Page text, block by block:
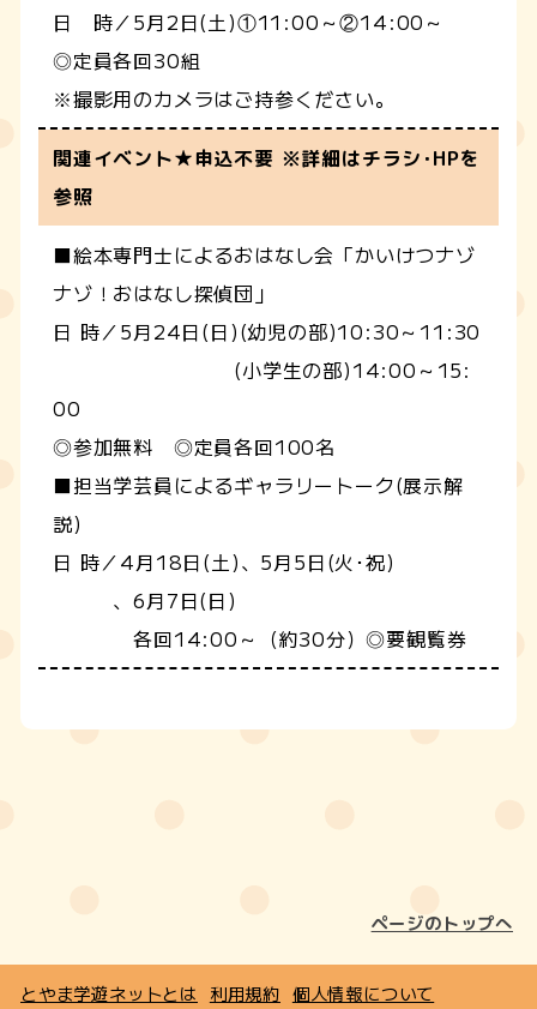
日 時／5月2日(土)①11:00～②14:00～
◎定員各回30組
※撮影用のカメラはご持参ください。
関連イベント★申込不要 ※詳細はチラシ･HPを
参照
■絵本専門士によるおはなし会「かいけつナゾ
ナゾ！おはなし探偵団」
日 時／5月24日(日)(幼児の部)10:30～11:30
(小学生の部)14:00～15:
00
◎参加無料 ◎定員各回100名
■担当学芸員によるギャラリートーク(展示解
説)
日 時／4月18日(土)、5月5日(火･祝)
、6月7日(日)
各回14:00～（約30分）◎要観覧券
ページのトップへ
とやま学遊ネットとは 利用規約 個人情報について